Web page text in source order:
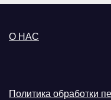
О НАС
Политика обработки